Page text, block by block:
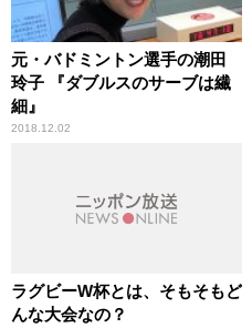
元・バドミントン選手の潮田
玲子 『ダブルスのサーブは繊
細』
2018.12.02
ラグビーW杯とは、そもそもど
んな大会なの？